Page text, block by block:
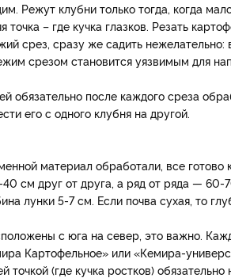
Режут клубни только тогда, когда
точка – где кучка глазков. Резать
срез, сразу же садить
срезом становится уязвимым для
обязательно после каждого среза
его с одного клубня на другой.
материал обработали, все готово
см друг от друга, а ряд от ряда —
лунки 5-7 см. Если почва сухая, то
с юга на север, это важно.
Картофельное» или «Кемира-
точкой (где кучка ростков)